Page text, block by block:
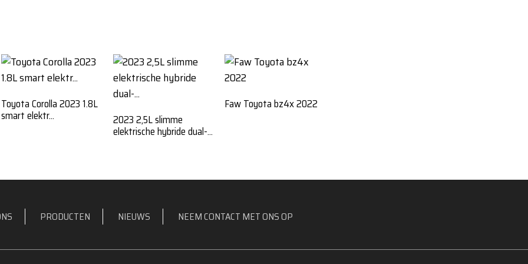
Toyota Corolla 2023 1.8L
smart elektr... 2023 2,5L slimme
elektrische hybride dual-...
Faw Toyota bz4x 2022
PRODUCTEN NIEUWS NEEM CONTACT MET ONS OP